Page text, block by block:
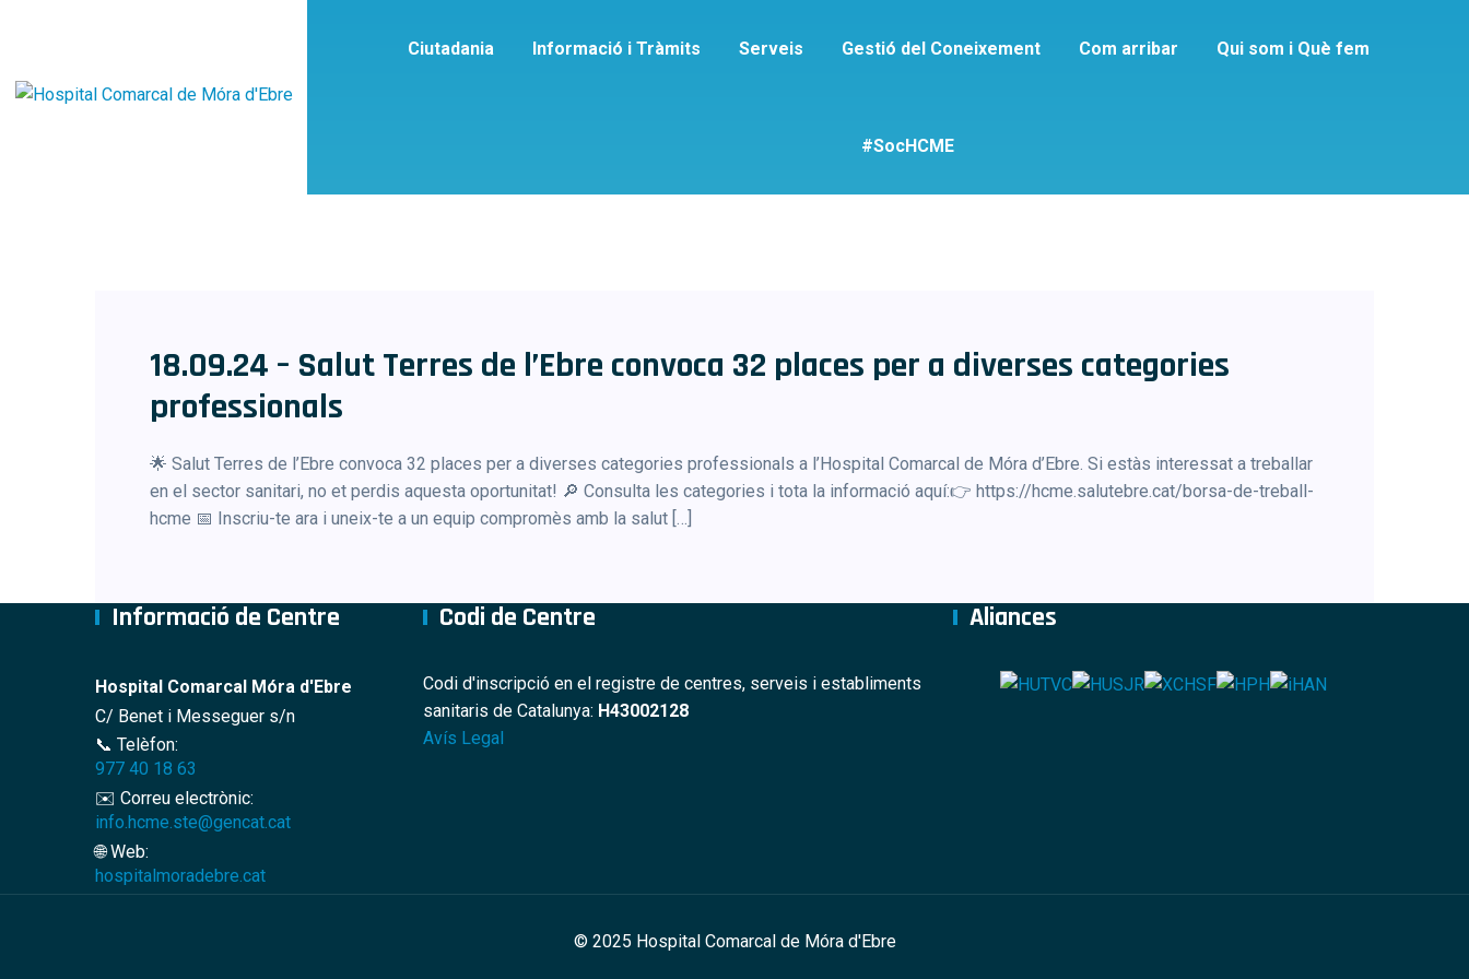
Ciutadania Informació i Tràmits Serveis Gestió del Coneixement Com arribar Qui som i Què fem
#SocHCME
Treball hospitalari
18.09.24 – Salut Terres de l’Ebre convoca 32 places per a diverses categories
professionals
🌟 Salut Terres de l’Ebre convoca 32 places per a diverses categories professionals a l’Hospital Comarcal de Móra d’Ebre. Si estàs interessat a treballar
en el sector sanitari, no et perdis aquesta oportunitat! 🔎 Consulta les categories i tota la informació aquí:👉 https://hcme.salutebre.cat/borsa-de-treball-
hcme 📅 Inscriu-te ara i uneix-te a un equip compromès amb la salut […]
Informació de Centre
Hospital Comarcal Móra d'Ebre
C/ Benet i Messeguer s/n
📞 Telèfon:
977 40 18 63
✉️ Correu electrònic:
info.hcme.ste@gencat.cat
🌐 Web:
hospitalmoradebre.cat
Codi de Centre
Codi d'inscripció en el registre de centres, serveis i establiments
sanitaris de Catalunya: H43002128
Avís Legal
Aliances
© 2025 Hospital Comarcal de Móra d'Ebre